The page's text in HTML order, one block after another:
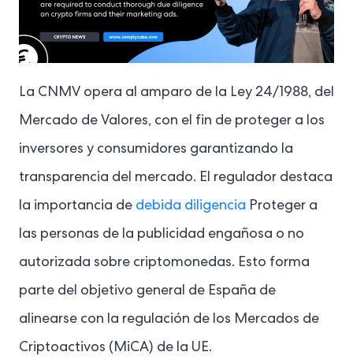
La CNMV opera al amparo de la Ley 24/1988, del
Mercado de Valores, con el fin de proteger a los
inversores y consumidores garantizando la
transparencia del mercado. El regulador destaca
la importancia de debida diligencia Proteger a
las personas de la publicidad engañosa o no
autorizada sobre criptomonedas. Esto forma
parte del objetivo general de España de
alinearse con la regulación de los Mercados de
Criptoactivos (MiCA) de la UE.